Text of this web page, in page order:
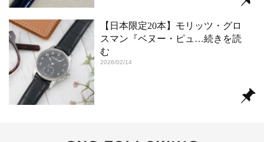
【日本限定20本】モリッツ・グロ
スマン『ベヌー・ピュ …続きを読
む
2026/02/14